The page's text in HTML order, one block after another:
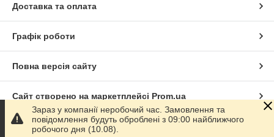
Доставка та оплата
Графік роботи
Повна версія сайту
Сайт створено на маркетплейсі Prom.ua
Політика конфіденційності
Зараз у компанії неробочий час. Замовлення та
повідомлення будуть оброблені з 09:00 найближчого
робочого дня (10.08).